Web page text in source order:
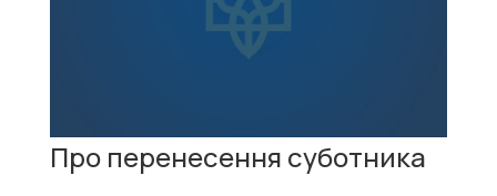
Про перенесення суботника